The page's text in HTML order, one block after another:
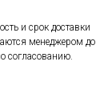
и срок доставки
менеджером до
согласованию.